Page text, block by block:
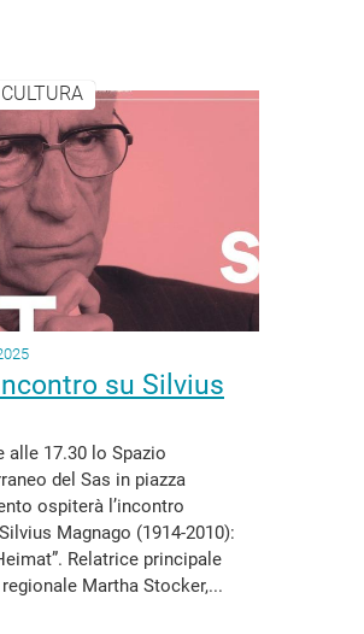
CULTURA
su Silvius
alle 17.30 lo Spazio
del Sas in piazza
ospiterà l’incontro
Magnago (1914-2010):
Relatrice principale
Martha Stocker,...